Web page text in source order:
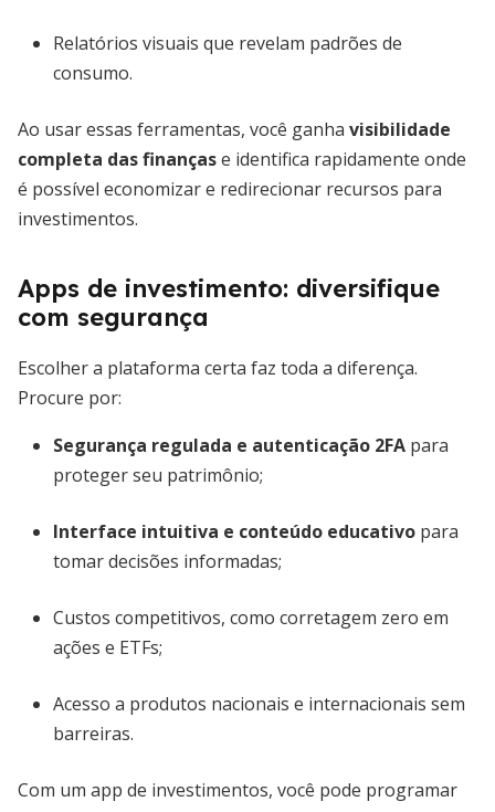
Relatórios visuais que revelam padrões de
consumo.
Ao usar essas ferramentas, você ganha visibilidade
completa das finançase identifica rapidamente onde
é possível economizar e redirecionar recursos para
investimentos.
Apps de investimento: diversifique
com segurança
Escolher a plataforma certa faz toda a diferença.
Procure por:
Segurança regulada e autenticação 2FA para
proteger seu patrimônio;
Interface intuitiva e conteúdo educativo para
tomar decisões informadas;
Custos competitivos, como corretagem zero em
ações e ETFs;
Acesso a produtos nacionais e internacionais sem
barreiras.
Com um app de investimentos, você pode programar